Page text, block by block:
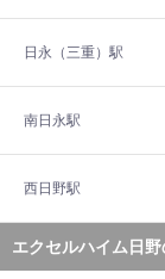
日永（三重）駅
南日永駅
西日野駅
エクセルハイム日